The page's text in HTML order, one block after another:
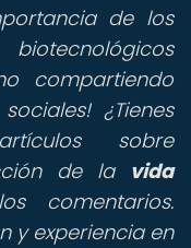
de los
compartiendo
¿Tienes
sobre
de la vida
comentarios.
y experiencia en